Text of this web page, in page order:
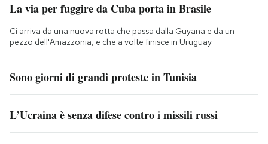
La via per fuggire da Cuba porta in Brasile
Ci arriva da una nuova rotta che passa dalla Guyana e da un
pezzo dell'Amazzonia, e che a volte finisce in Uruguay
Sono giorni di grandi proteste in Tunisia
L’Ucraina è senza difese contro i missili russi